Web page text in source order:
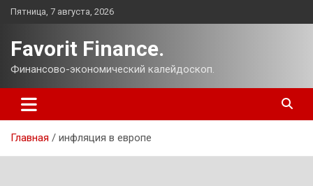
Перейти
Пятница, 7 августа, 2026
Favorit Finance.
Финансово-экономический калейдоскоп.
Главная инфляция в европе